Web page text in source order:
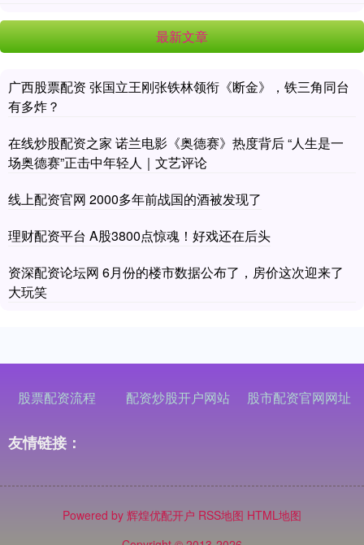
最新文章
广西股票配资 张国立王刚张铁林领衔《断金》，铁三角同台
有多炸？
在线炒股配资之家 诺兰电影《奥德赛》热度背后 “人生是一
场奥德赛”正击中年轻人｜文艺评论
线上配资官网 2000多年前战国的酒被发现了
理财配资平台 A股3800点惊魂！好戏还在后头
资深配资论坛网 6月份的楼市数据公布了，房价这次迎来了
大玩笑
股票配资流程 配资炒股开户网站 股市配资官网网址
友情链接：
Powered by 辉煌优配开户 RSS地图 HTML地图